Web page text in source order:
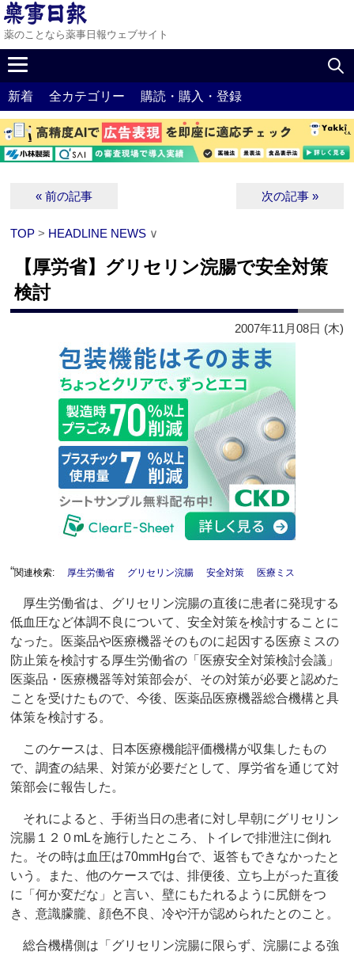
薬のことなら薬事日報ウェブサイト
新着 全カテゴリー 購読・購入・登録
« 前の記事 次の記事 »
TOP > HEADLINE NEWS ∨
【厚労省】グリセリン浣腸で安全対策
検討
2007年11月08日 (木)
“関連検索: 厚生労働省 グリセリン浣腸 安全対策 医療ミス
厚生労働省は、グリセリン浣腸の直後に患者に発現する
低血圧など体調不良について、安全対策を検討することに
なった。医薬品や医療機器そのものに起因する医療ミスの
防止策を検討する厚生労働省の「医療安全対策検討会議」
医薬品・医療機器等対策部会が、その対策が必要と認めた
ことを受けたもので、今後、医薬品医療機器総合機構と具
体策を検討する。
このケースは、日本医療機能評価機構が収集したもの
で、調査の結果、対策が必要だとして、厚労省を通じて対
策部会に報告した。
それによると、手術当日の患者に対し早朝にグリセリン
浣腸１２０mLを施行したところ、トイレで排泄注に倒れ
た。その時は血圧は70mmHg台で、返答もできなかったと
いう。また、他のケースでは、排便後、立ち上がった直後
に「何か変だな」と言い、壁にもたれるように尻餅をつ
き、意識朦朧、顔色不良、冷や汗が認められたとのこと。
総合機構側は「グリセリン浣腸に限らず、浣腸による強